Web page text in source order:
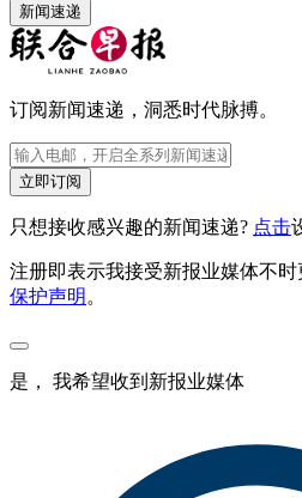
新闻速递
订阅新闻速递，洞悉时代脉搏。
立即订阅
只想接收感兴趣的新闻速递? 点击
注册即表示我接受新报业媒体不时
保护声明 。
是， 我希望收到新报业媒体